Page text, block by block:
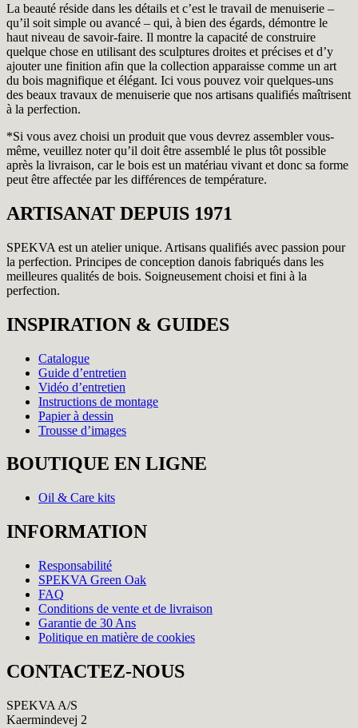
La beauté réside dans les détails et c’est le travail de menuiserie –
qu’il soit simple ou avancé – qui, à bien des égards, démontre le
haut niveau de savoir-faire. Il montre la capacité de construire
quelque chose en utilisant des sculptures droites et précises et d’y
ajouter une finition afin que la collection apparaisse comme un art
du bois magnifique et élégant. Ici vous pouvez voir quelques-uns
des beaux travaux de menuiserie que nos artisans qualifiés maîtrisent
à la perfection.
*Si vous avez choisi un produit que vous devrez assembler vous-
même, veuillez noter qu’il doit être assemblé le plus tôt possible
après la livraison, car le bois est un matériau vivant et donc sa forme
peut être affectée par les différences de température.
ARTISANAT DEPUIS 1971
SPEKVA est un atelier unique. Artisans qualifiés avec passion pour
la perfection. Principes de conception danois fabriqués dans les
meilleures qualités de bois. Soigneusement choisi et fini à la
perfection.
INSPIRATION & GUIDES
Catalogue
Guide d’entretien
Vidéo d’entretien
Instructions de montage
Papier à dessin
Trousse d’images
BOUTIQUE EN LIGNE
Oil & Care kits
INFORMATION
Responsabilité
SPEKVA Green Oak
FAQ
Conditions de vente et de livraison
Garantie de 30 Ans
Politique en matière de cookies
CONTACTEZ-NOUS
SPEKVA A/S
Kaermindevej 2